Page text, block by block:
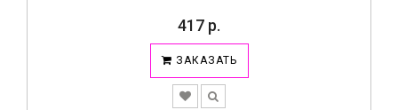
417 р.
ЗАКАЗАТЬ